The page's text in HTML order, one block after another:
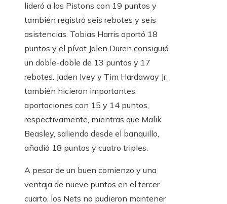
lideró a los Pistons con 19 puntos y
también registró seis rebotes y seis
asistencias. Tobias Harris aportó 18
puntos y el pívot Jalen Duren consiguió
un doble-doble de 13 puntos y 17
rebotes. Jaden Ivey y Tim Hardaway Jr.
también hicieron importantes
aportaciones con 15 y 14 puntos,
respectivamente, mientras que Malik
Beasley, saliendo desde el banquillo,
añadió 18 puntos y cuatro triples.
A pesar de un buen comienzo y una
ventaja de nueve puntos en el tercer
cuarto, los Nets no pudieron mantener